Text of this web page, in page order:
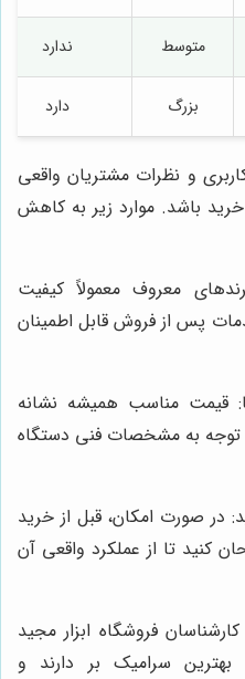
متوسط ندارد
بزرگ دارد
و نظرات مشتریان واقعی
باشد. موارد زیر به کاهش
معروف معمولاً کیفیت
پس از فروش قابل اطمینان
قیمت مناسب همیشه نشانه
توجه به مشخصات فنی دستگاه
صورت امکان، قبل از خرید
کنید تا از عملکرد واقعی آن
فروشگاه ابزار مجید
بهترین سرامیک بر دارند و